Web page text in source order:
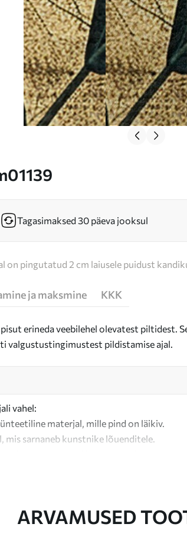
Tagasimaksed 30 päeva jooksul
on pingutatud 2 cm laiusele puidust
ja maksmine KKK
erineda veebilehel olevatest piltidest.
valgustustingimustest pildistamise ajal.
vahel:
materjal, mille pind on läikiv.
mis sarnaneb kunstnike lõuenditele.
ARVAMUSED